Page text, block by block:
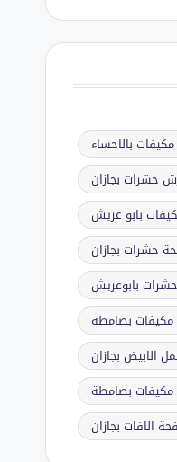
بالاحساء
حشرات بجازان
بابو عريش
حشرات بجازان
بابوعريش
مكيفات بصامطة
الابيض بجازان
بصامطة
الافات بجازان